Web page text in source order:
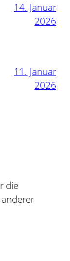
14. Januar
2026
11. Januar
2026
die